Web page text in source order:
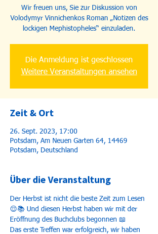
Wir freuen uns, Sie zur Diskussion von
Volodymyr Vinnichenkos Roman „Notizen des
lockigen Mephistopheles“ einzuladen.
Die Anmeldung ist geschlossen
Weitere Veranstaltungen ansehen
Zeit & Ort
26. Sept. 2023, 17:00
Potsdam, Am Neuen Garten 64, 14469
Potsdam, Deutschland
Über die Veranstaltung
Der Herbst ist nicht die beste Zeit zum Lesen
😌📚 Und diesen Herbst haben wir mit der
Eröffnung des Buchclubs begonnen 📖
Das erste Treffen war erfolgreich, wir haben